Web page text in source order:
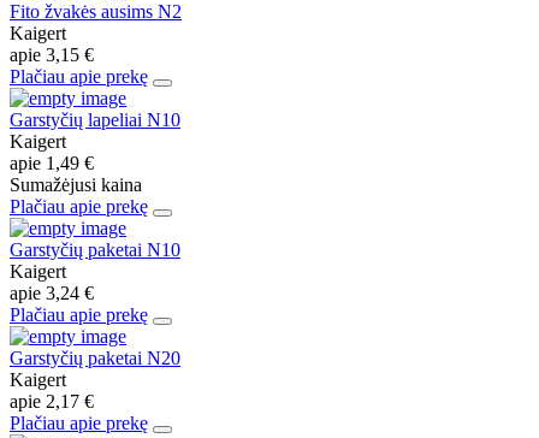
Fito žvakės ausims N2
Kaigert
apie 3,15 €
Plačiau apie prekę
Garstyčių lapeliai N10
Kaigert
apie 1,49 €
Sumažėjusi kaina
Plačiau apie prekę
Garstyčių paketai N10
Kaigert
apie 3,24 €
Plačiau apie prekę
Garstyčių paketai N20
Kaigert
apie 2,17 €
Plačiau apie prekę